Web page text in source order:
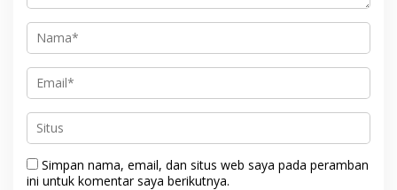
Simpan nama, email, dan situs web saya pada peramban
ini untuk komentar saya berikutnya.